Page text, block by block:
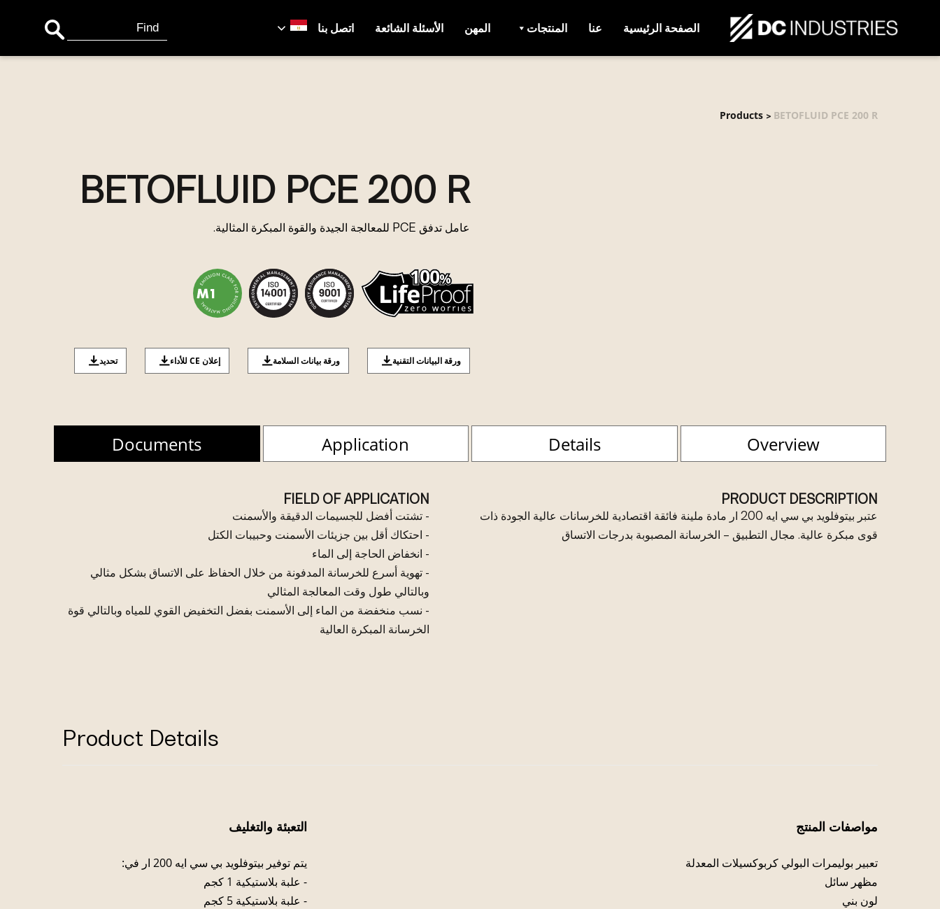
الصفحة الرئيسية عنا المنتجات المهن الأسئلة الشائعة اتصل بنا
Search
for:
Products > BETOFLUID PCE 200 R
BETOFLUID PCE 200 R
عامل تدفق PCE للمعالجة الجيدة والقوة المبكرة المثالية.
ورقة البيانات التقنية ورقة بيانات السلامة إعلان CE للأداء تحديد
Overview
Details
Application
Documents
PRODUCT DESCRIPTION
عتبر بيتوفلويد بي سي ايه 200 ار مادة ملينة فائقة اقتصادية للخرسانات عالية الجودة ذات
قوى مبكرة عالية. مجال التطبيق – الخرسانة المصبوبة بدرجات الاتساق
FIELD OF APPLICATION
- تشتت أفضل للجسيمات الدقيقة والأسمنت
- احتكاك أقل بين جزيئات الأسمنت وحبيبات الكتل
- انخفاض الحاجة إلى الماء
- تهوية أسرع للخرسانة المدفونة من خلال الحفاظ على الاتساق بشكل مثالي
وبالتالي طول وقت المعالجة المثالي
- نسب منخفضة من الماء إلى الأسمنت بفضل التخفيض القوي للمياه وبالتالي قوة
الخرسانة المبكرة العالية
Product Details
مواصفات المنتج
تعبير بوليمرات البولي كربوكسيلات المعدلة
مظهر سائل
لون بني
التعبئة والتغليف
يتم توفير بيتوفلويد بي سي ايه 200 ار في:
- علبة بلاستيكية 1 كجم
- علبة بلاستيكية 5 كجم